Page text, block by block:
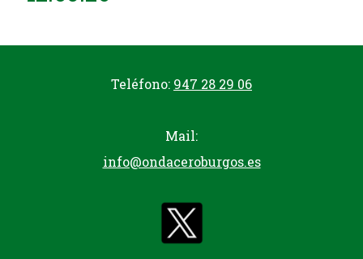
Teléfono: 947 28 29 06
Mail:
info@ondaceroburgos.es